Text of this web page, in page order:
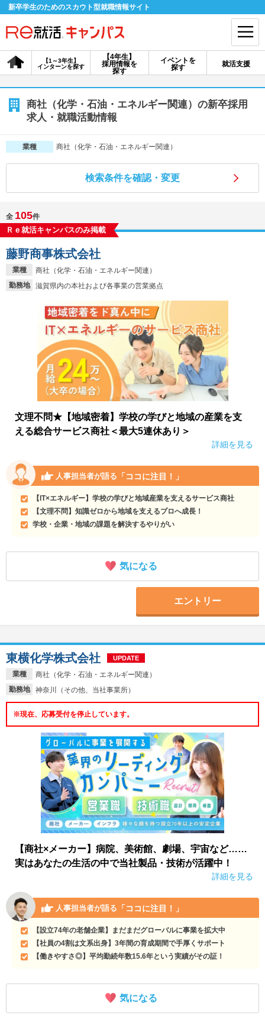
新卒学生のためのスカウト型就職情報サイト
【4年生】
採用情報を
探す
【1～3年生】
インターンを探す
イベントを
探す
就活支援
会員登録 ログイン
会員ID・パスワードを忘れた方はこちら
説明会を探す
インターンを探す
イベントを探す
就活ノウハウ・サポート
就活支援
お役立ち記事・相談室など
適職診断
あなたに合う仕事を診断！
就活チャンネル
動画で対策講座をチェック
就活ニュースペーパー
就活時事ニュースを更新
よくある質問
不明点があればこちら
商社（化学・石油・エネルギー関連）の新卒採用
求人・就職活動情報
業種 商社（化学・石油・エネルギー関連）
検索条件を確認・変更
全 105件
Ｒｅ就活キャンパスのみ掲載
業種
商社（化学・石油・エネルギー関連）
勤務地
滋賀県内の本社および各事業の営業拠点
藤野商事株式会社
文理不問★【地域密着】学校の学びと地域の産業を支
える総合サービス商社＜最大5連休あり＞
詳細を見る
人事担当者が語る 「ココに注目！」
【IT×エネルギー】学校の学びと地域産業を支えるサービス商社
【文理不問】知識ゼロから地域を支えるプロへ成長！
学校・企業・地域の課題を解決するやりがい
気になる
エントリー
業種
商社（化学・石油・エネルギー関連）
勤務地
神奈川（その他、当社事業所）
東横化学株式会社 UPDATE
※現在、応募受付を停止しています。
【商社×メーカー】病院、美術館、劇場、宇宙など……
実はあなたの生活の中で当社製品・技術が活躍中！
詳細を見る
人事担当者が語る 「ココに注目！」
【設立74年の老舗企業】まだまだグローバルに事業を拡大中
【社員の4割は文系出身】3年間の育成期間で手厚くサポート
【働きやすさ◎】平均勤続年数15.6年という実績がその証！
気になる